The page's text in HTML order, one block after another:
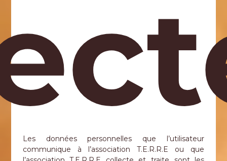
Les données personnelles que l’utilisateur
communique à l’association T.E.R.R.E ou que